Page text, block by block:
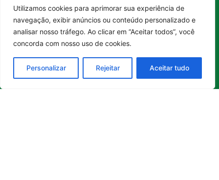
Utilizamos cookies para aprimorar sua experiência de
navegação, exibir anúncios ou conteúdo personalizado e
analisar nosso tráfego. Ao clicar em “Aceitar todos”, você
concorda com nosso uso de cookies.
Personalizar Rejeitar Aceitar tudo
turismo,
tecnologia
e
sustentabilidade
no mundo.
Sustentabilidade
Tecnologia
Turismo e
Gastronomia
Política de
Privacidade
Política de
Cookies